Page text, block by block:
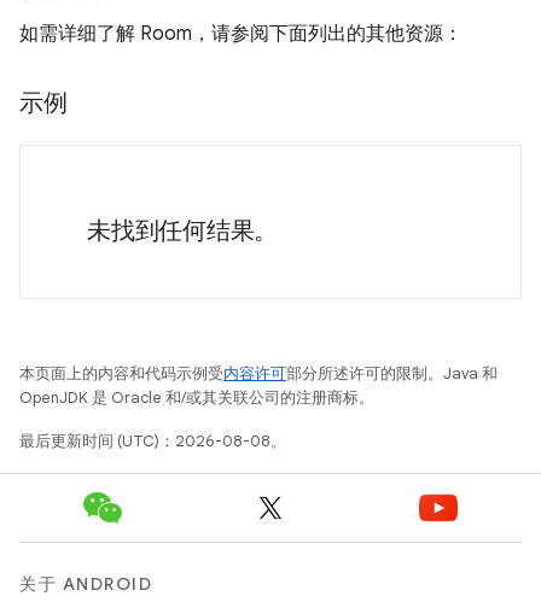
如需详细了解 Room，请参阅下面列出的其他资源：
示例
未找到任何结果。
本页面上的内容和代码示例受内容许可部分所述许可的限制。Java 和
OpenJDK 是 Oracle 和/或其关联公司的注册商标。
最后更新时间 (UTC)：2026-08-08。
关于 ANDROID